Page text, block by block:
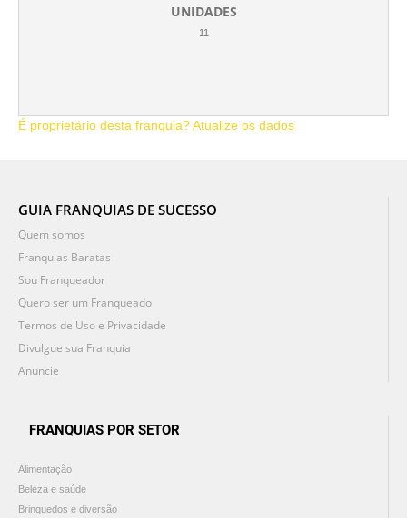
UNIDADES
11
É proprietário desta franquia? Atualize os dados
GUIA FRANQUIAS DE SUCESSO
Quem somos
Franquias Baratas
Sou Franqueador
Quero ser um Franqueado
Termos de Uso e Privacidade
Divulgue sua Franquia
Anuncie
FRANQUIAS POR SETOR
Alimentação
Beleza e saúde
Brinquedos e diversão